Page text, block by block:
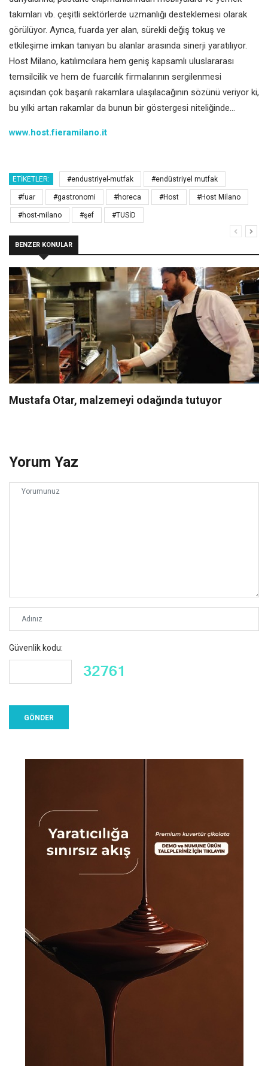
takımları vb. çeşitli sektörlerde uzmanlığı desteklemesi olarak
görülüyor. Ayrıca, fuarda yer alan, sürekli değiş tokuş ve
etkileşime imkan tanıyan bu alanlar arasında sinerji yaratılıyor.
Host Milano, katılımcılara hem geniş kapsamlı uluslararası
temsilcilik ve hem de fuarcılık firmalarının sergilenmesi
açısından çok başarılı rakamlara ulaşılacağının sözünü veriyor ki,
bu yılki artan rakamlar da bunun bir göstergesi niteliğinde…
www.host.fieramilano.it
ETIKETLER: #endustriyel-mutfak #endüstriyel mutfak
#fuar #gastronomi #horeca #Host #Host Milano
#host-milano #şef #TUSİD
BENZER KONULAR
Mustafa Otar, malzemeyi odağında tutuyor
Yorum Yaz
Güvenlik kodu: